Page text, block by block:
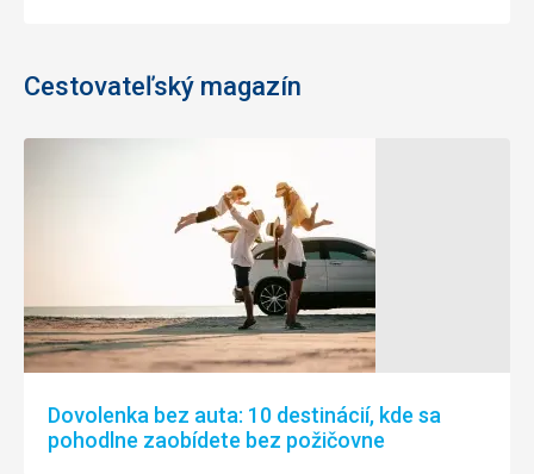
Cestovateľský magazín
Dovolenka bez auta: 10 destinácií, kde sa
pohodlne zaobídete bez požičovne